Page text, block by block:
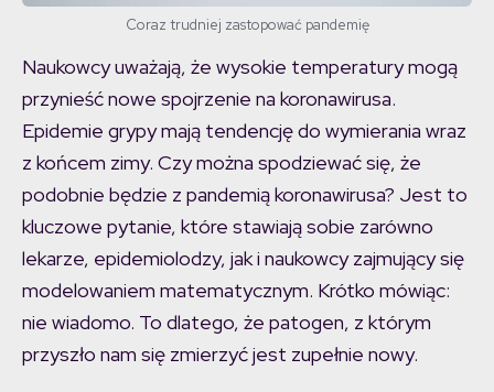
Coraz trudniej zastopować pandemię
Naukowcy uważają, że wysokie temperatury mogą
przynieść nowe spojrzenie na koronawirusa.
Epidemie grypy mają tendencję do wymierania wraz
z końcem zimy. Czy można spodziewać się, że
podobnie będzie z pandemią koronawirusa? Jest to
kluczowe pytanie, które stawiają sobie zarówno
lekarze, epidemiolodzy, jak i naukowcy zajmujący się
modelowaniem matematycznym. Krótko mówiąc:
nie wiadomo. To dlatego, że patogen, z którym
przyszło nam się zmierzyć jest zupełnie nowy.